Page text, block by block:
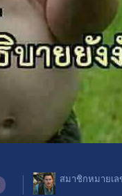
สมาชิกหมายเล